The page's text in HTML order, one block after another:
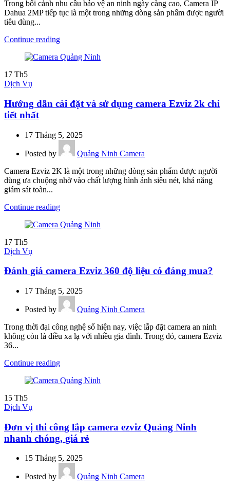
Trong bối cảnh nhu cầu bảo vệ an ninh ngày càng cao, Camera IP
Dahua 2MP tiếp tục là một trong những dòng sản phẩm được người
tiêu dùng...
Continue reading
17 Th5
Dịch Vụ
Hướng dẫn cài đặt và sử dụng camera Ezviz 2k chi
tiết nhất
17 Tháng 5, 2025
Posted by
Quảng Ninh Camera
Camera Ezviz 2K là một trong những dòng sản phẩm được người
dùng ưa chuộng nhờ vào chất lượng hình ảnh siêu nét, khả năng
giám sát toàn...
Continue reading
17 Th5
Dịch Vụ
Đánh giá camera Ezviz 360 độ liệu có đáng mua?
17 Tháng 5, 2025
Posted by
Quảng Ninh Camera
Trong thời đại công nghệ số hiện nay, việc lắp đặt camera an ninh
không còn là điều xa lạ với nhiều gia đình. Trong đó, camera Ezviz
36...
Continue reading
15 Th5
Dịch Vụ
Đơn vị thi công lắp camera ezviz Quảng Ninh
nhanh chóng, giá rẻ
15 Tháng 5, 2025
Posted by
Quảng Ninh Camera